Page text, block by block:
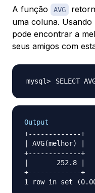
A função AVG
uma coluna.
pode encontrar a
seus amigos com
SELECT
Output
+-------------+
| AVG(melhor) |
+-------------+
|       252.8 |
+-------------+